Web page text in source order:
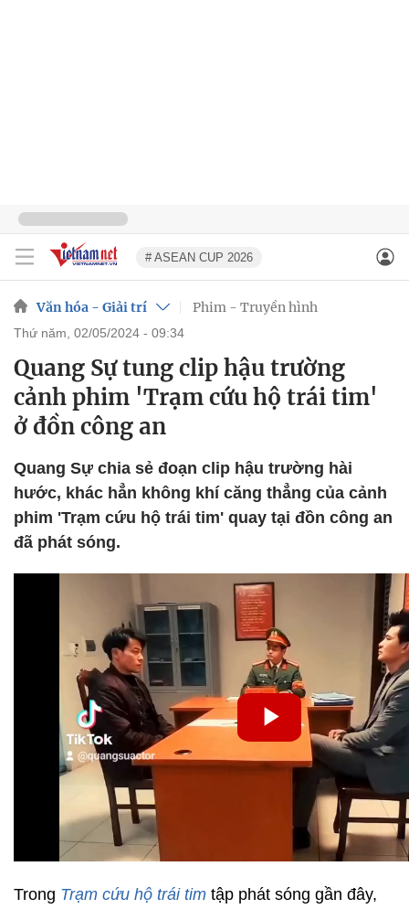
# ASEAN CUP 2026
Văn hóa - Giải trí Phim - Truyền hình
thứ năm, 02/05/2024 - 09:34
Quang Sự tung clip hậu trường
cảnh phim 'Trạm cứu hộ trái tim'
ở đồn công an
Quang Sự chia sẻ đoạn clip hậu trường hài
hước, khác hẳn không khí căng thẳng của cảnh
phim 'Trạm cứu hộ trái tim' quay tại đồn công an
đã phát sóng.
Trong Trạm cứu hộ trái tim tập phát sóng gần đây,